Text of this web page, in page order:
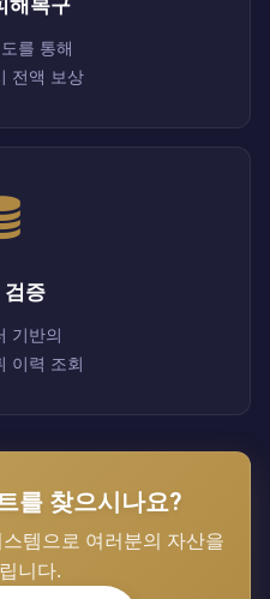
해복구
를 통해
전액 보상
검증
기반의
이력 조회
를 찾으시나요?
템으로 여러분의 자산을
니다.